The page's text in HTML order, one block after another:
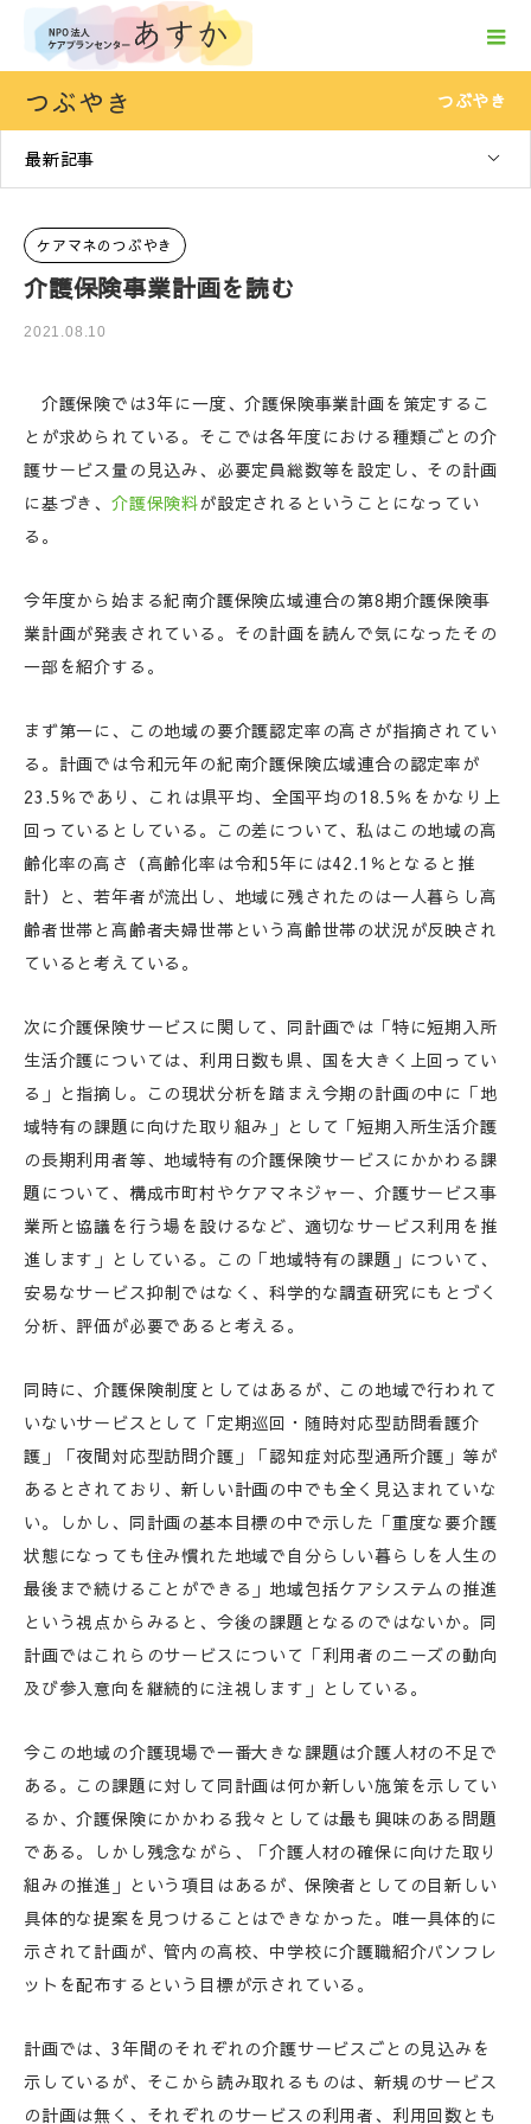
つぶやき つぶやき
最新記事
ケアマネのつぶやき
介護保険事業計画を読む
2021.08.10
介護保険では3年に一度、介護保険事業計画を策定するこ
とが求められている。そこでは各年度における種類ごとの介
護サービス量の見込み、必要定員総数等を設定し、その計画
に基づき、 介護保険料が設定されるということになってい
る。
今年度から始まる紀南介護保険広域連合の第8期介護保険事
業計画が発表されている。その計画を読んで気になったその
一部を紹介する。
まず第一に、この地域の要介護認定率の高さが指摘されてい
る。計画では令和元年の紀南介護保険広域連合の認定率が
23.5％であり、これは県平均、全国平均の18.5％をかなり上
回っているとしている。この差について、私はこの地域の高
齢化率の高さ（高齢化率は令和5年には42.1％となると推
計）と、若年者が流出し、地域に残されたのは一人暮らし高
齢者世帯と高齢者夫婦世帯という高齢世帯の状況が反映され
ていると考えている。
次に介護保険サービスに関して、同計画では「特に短期入所
生活介護については、利用日数も県、国を大きく上回ってい
る」と指摘し。この現状分析を踏まえ今期の計画の中に「地
域特有の課題に向けた取り組み」として「短期入所生活介護
の長期利用者等、地域特有の介護保険サービスにかかわる課
題について、構成市町村やケアマネジャー、介護サービス事
業所と協議を行う場を設けるなど、適切なサービス利用を推
進します」としている。この「地域特有の課題」について、
安易なサービス抑制ではなく、科学的な調査研究にもとづく
分析、評価が必要であると考える。
同時に、介護保険制度としてはあるが、この地域で行われて
いないサービスとして「定期巡回・随時対応型訪問看護介
護」「夜間対応型訪問介護」「認知症対応型通所介護」等が
あるとされており、新しい計画の中でも全く見込まれていな
い。しかし、同計画の基本目標の中で示した「重度な要介護
状態になっても住み慣れた地域で自分らしい暮らしを人生の
最後まで続けることができる」地域包括ケアシステムの推進
という視点からみると、今後の課題となるのではないか。同
計画ではこれらのサービスについて「利用者のニーズの動向
及び参入意向を継続的に注視します」としている。
今この地域の介護現場で一番大きな課題は介護人材の不足で
ある。この課題に対して同計画は何か新しい施策を示してい
るか、介護保険にかかわる我々としては最も興味のある問題
である。しかし残念ながら、「介護人材の確保に向けた取り
組みの推進」という項目はあるが、保険者としての目新しい
具体的な提案を見つけることはできなかった。唯一具体的に
示されて計画が、管内の高校、中学校に介護職紹介パンフレ
ットを配布するという目標が示されている。
計画では、3年間のそれぞれの介護サービスごとの見込みを
示しているが、そこから読み取れるものは、新規のサービス
の計画は無く、それぞれのサービスの利用者、利用回数とも